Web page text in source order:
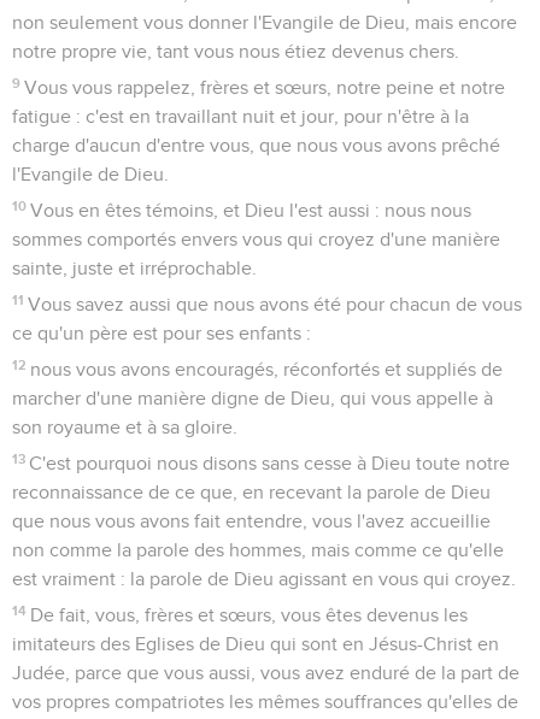
non seulement vous donner l'Evangile de Dieu, mais encore
notre propre vie, tant vous nous étiez devenus chers.
9 Vous vous rappelez, frères et sœurs, notre peine et notre
fatigue : c'est en travaillant nuit et jour, pour n'être à la
charge d'aucun d'entre vous, que nous vous avons prêché
l'Evangile de Dieu.
10 Vous en êtes témoins, et Dieu l'est aussi : nous nous
sommes comportés envers vous qui croyez d'une manière
sainte, juste et irréprochable.
11 Vous savez aussi que nous avons été pour chacun de vous
ce qu'un père est pour ses enfants :
12 nous vous avons encouragés, réconfortés et suppliés de
marcher d'une manière digne de Dieu, qui vous appelle à
son royaume et à sa gloire.
13 C'est pourquoi nous disons sans cesse à Dieu toute notre
reconnaissance de ce que, en recevant la parole de Dieu
que nous vous avons fait entendre, vous l'avez accueillie
non comme la parole des hommes, mais comme ce qu'elle
est vraiment : la parole de Dieu agissant en vous qui croyez.
14 De fait, vous, frères et sœurs, vous êtes devenus les
imitateurs des Eglises de Dieu qui sont en Jésus-Christ en
Judée, parce que vous aussi, vous avez enduré de la part de
vos propres compatriotes les mêmes souffrances qu'elles de